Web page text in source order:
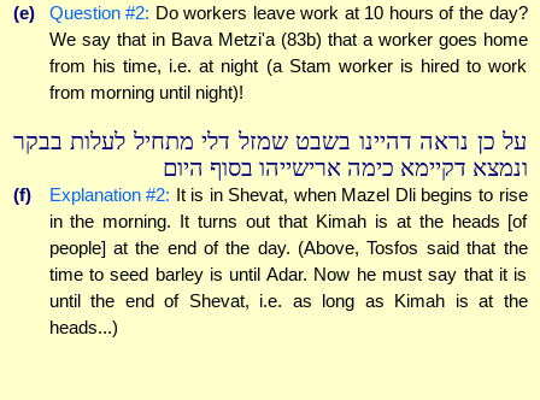
(e) Question #2: Do workers leave work at 10 hours of the day?
We say that in Bava Metzi'a (83b) that a worker goes home
from his time, i.e. at night (a Stam worker is hired to work
from morning until night)!
על כן נראה דהיינו בשבט שמזל דלי מתחיל לעלות בבקר
ונמצא דקיימא כימה ארישייהו בסוף היום
(f) Explanation #2: It is in Shevat, when Mazel Dli begins to rise
in the morning. It turns out that Kimah is at the heads [of
people] at the end of the day. (Above, Tosfos said that the
time to seed barley is until Adar. Now he must say that it is
until the end of Shevat, i.e. as long as Kimah is at the
heads...)